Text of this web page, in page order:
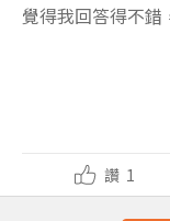
覺得我回答得不
讚 1